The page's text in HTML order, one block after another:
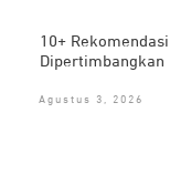
10+
Dipertimbangkan
Agustus 3, 2026